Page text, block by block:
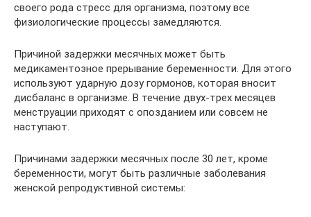
своего рода стресс для организма, поэтому все
физиологические процессы замедляются.
Причиной задержки месячных может быть
медикаментозное прерывание беременности. Для этого
используют ударную дозу гормонов, которая вносит
дисбаланс в организме. В течение двух-трех месяцев
менструации приходят с опозданием или совсем не
наступают.
Причинами задержки месячных после 30 лет, кроме
беременности, могут быть различные заболевания
женской репродуктивной системы: